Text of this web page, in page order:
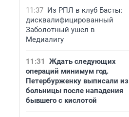
11:37 Из РПЛ в клуб Басты:
дисквалифицированный
Заболотный ушел в
Медиалигу
11:31
Ждать следующих
операций минимум год.
Петербурженку выписали из
больницы после нападения
бывшего с кислотой